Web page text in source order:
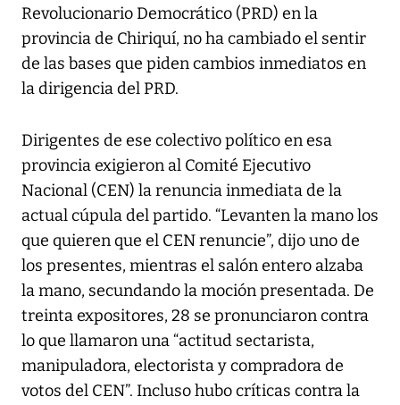
Revolucionario Democrático (PRD) en la
provincia de Chiriquí, no ha cambiado el sentir
de las bases que piden cambios inmediatos en
la dirigencia del PRD.
Dirigentes de ese colectivo político en esa
provincia exigieron al Comité Ejecutivo
Nacional (CEN) la renuncia inmediata de la
actual cúpula del partido. “Levanten la mano los
que quieren que el CEN renuncie”, dijo uno de
los presentes, mientras el salón entero alzaba
la mano, secundando la moción presentada. De
treinta expositores, 28 se pronunciaron contra
lo que llamaron una “actitud sectarista,
manipuladora, electorista y compradora de
votos del CEN”. Incluso hubo críticas contra la